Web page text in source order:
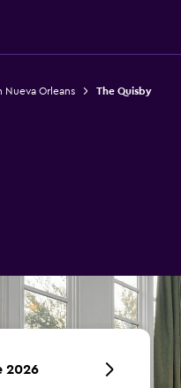
Nueva Orleans The Quisby
2026